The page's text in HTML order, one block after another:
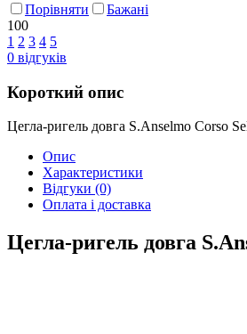
Порівняти
Бажані
100
1 2 3 4 5
0 відгуків
Короткий опис
Цегла-ригель довга S.Anselmo Corso
Опис
Характеристики
Відгуки (0)
Оплата і доставка
Цегла-ригель довга